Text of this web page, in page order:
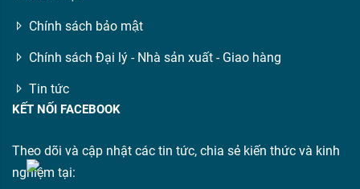
Chính sách bảo mật
Chính sách Đại lý - Nhà sản xuất - Giao hàng
Tin tức
KẾT NỐI FACEBOOK
Theo dõi và cập nhật các tin tức, chia sẻ kiến thức và kinh
nghiệm tại: